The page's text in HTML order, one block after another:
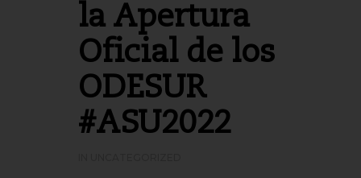
la Apertura
Oficial de los
ODESUR
#ASU2022